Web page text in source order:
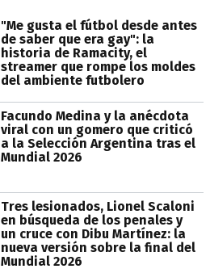
"Me gusta el fútbol desde antes
de saber que era gay": la
historia de Ramacity, el
streamer que rompe los moldes
del ambiente futbolero
Facundo Medina y la anécdota
viral con un gomero que criticó
a la Selección Argentina tras el
Mundial 2026
Tres lesionados, Lionel Scaloni
en búsqueda de los penales y
un cruce con Dibu Martínez: la
nueva versión sobre la final del
Mundial 2026